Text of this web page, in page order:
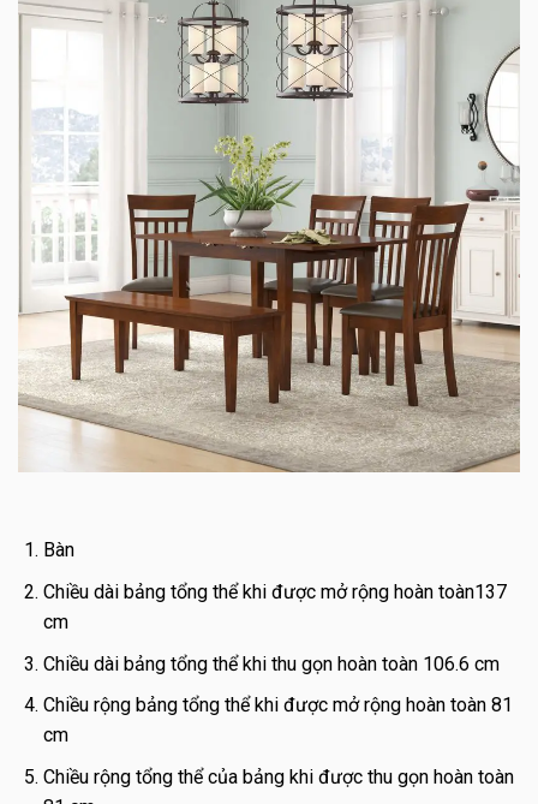
Bàn
Chiều dài bảng tổng thể khi được mở rộng hoàn toàn137
cm
Chiều dài bảng tổng thể khi thu gọn hoàn toàn 106.6 cm
Chiều rộng bảng tổng thể khi được mở rộng hoàn toàn 81
cm
Chiều rộng tổng thể của bảng khi được thu gọn hoàn toàn